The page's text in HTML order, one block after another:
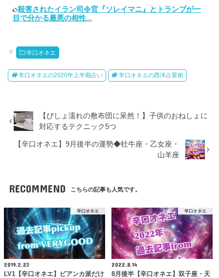
殺害されたイラン司令官『ソレイマニ』とトランプが一
目で分かる最悪の相性...
辛口オネエ
辛口オネエの2020年上半期占い 辛口オネエの西洋占星術
【びしょ濡れの敷布団に呆然！】子供のおねしょに
対応するテクニック5つ
【辛口オネエ】9月後半の運勢◆牡牛座・乙女座・
山羊座
RECOMMEND こちらの記事も人気です。
辛口オネエ
2019.2.23
LV1【辛口オネエ】ビアンカ派だけ
辛口オネエ
2022.8.14
8月後半【辛口オネエ】双子座・天